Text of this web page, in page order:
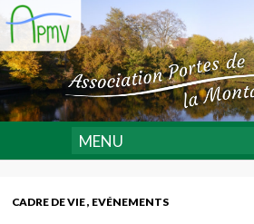
CADRE DE VIE EVÉNEMENTS